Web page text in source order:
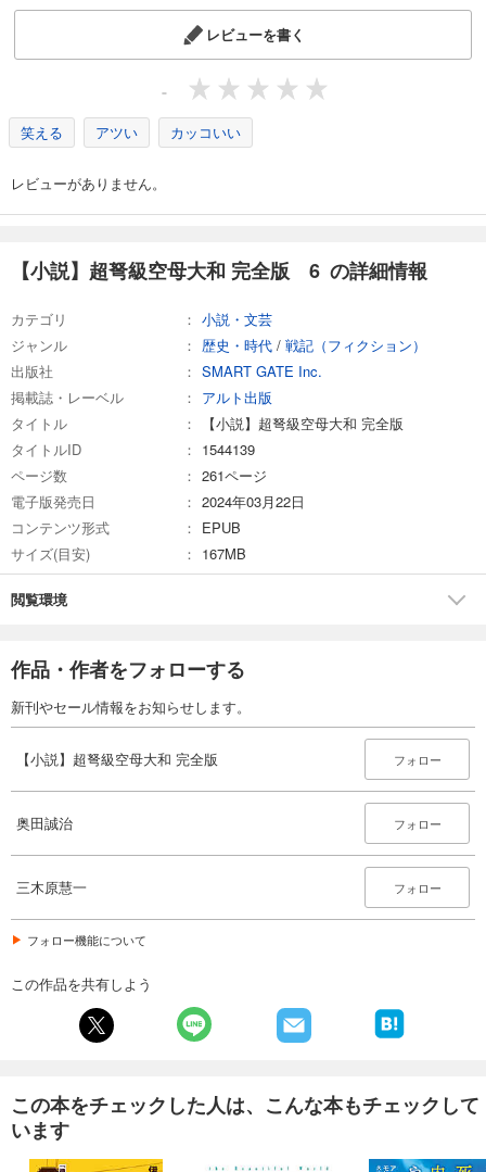
レビューを書く
-
笑える アツい カッコいい
レビューがありません。
【小説】超弩級空母大和 完全版 6 の詳細情報
カテゴリ
小説・文芸
ジャンル
歴史・時代 / 戦記（フィクション）
出版社
SMART GATE Inc.
掲載誌・レーベル
アルト出版
タイトル
【小説】超弩級空母大和 完全版
タイトルID
1544139
ページ数
261ページ
電子版発売日
2024年03月22日
コンテンツ形式
EPUB
サイズ(目安)
167MB
閲覧環境
作品・作者をフォローする
新刊やセール情報をお知らせします。
【小説】超弩級空母大和 完全版 フォロー
奥田誠治 フォロー
三木原慧一 フォロー
フォロー機能について
この作品を共有しよう
この本をチェックした人は、こんな本もチェックして
います